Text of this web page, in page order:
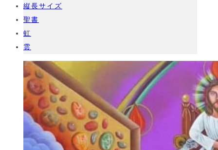
縦長サイズ
聖書
虹
雲